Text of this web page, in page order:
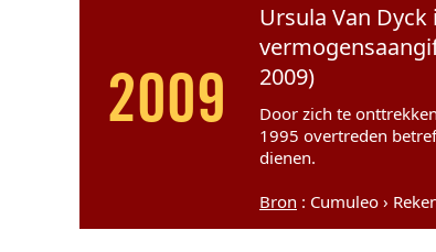
2009
Ursula Van
2009)
Door zich te
1995 overtreden
dienen.
Bron : Cumuleo ›